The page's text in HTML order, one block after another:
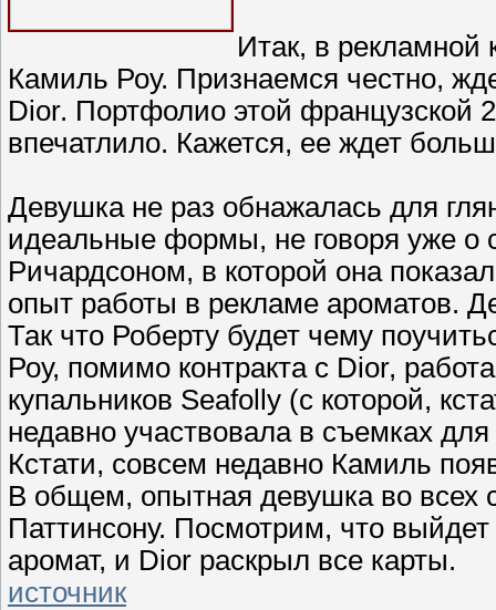
Итак, в рекламной
Камиль Роу. Признаемся честно,
Dior. Портфолио этой французской
впечатлило. Кажется, ее ждет
Девушка не раз обнажалась для
идеальные формы, не говоря уже о
Ричардсоном, в которой она
опыт работы в рекламе ароматов.
Так что Роберту будет чему
Роу, помимо контракта с Dior,
купальников Seafolly (с которой,
недавно участвовала в съемках
Кстати, совсем недавно Камиль
В общем, опытная девушка во всех
Паттинсону. Посмотрим, что
аромат, и Dior раскрыл все карты.
источник